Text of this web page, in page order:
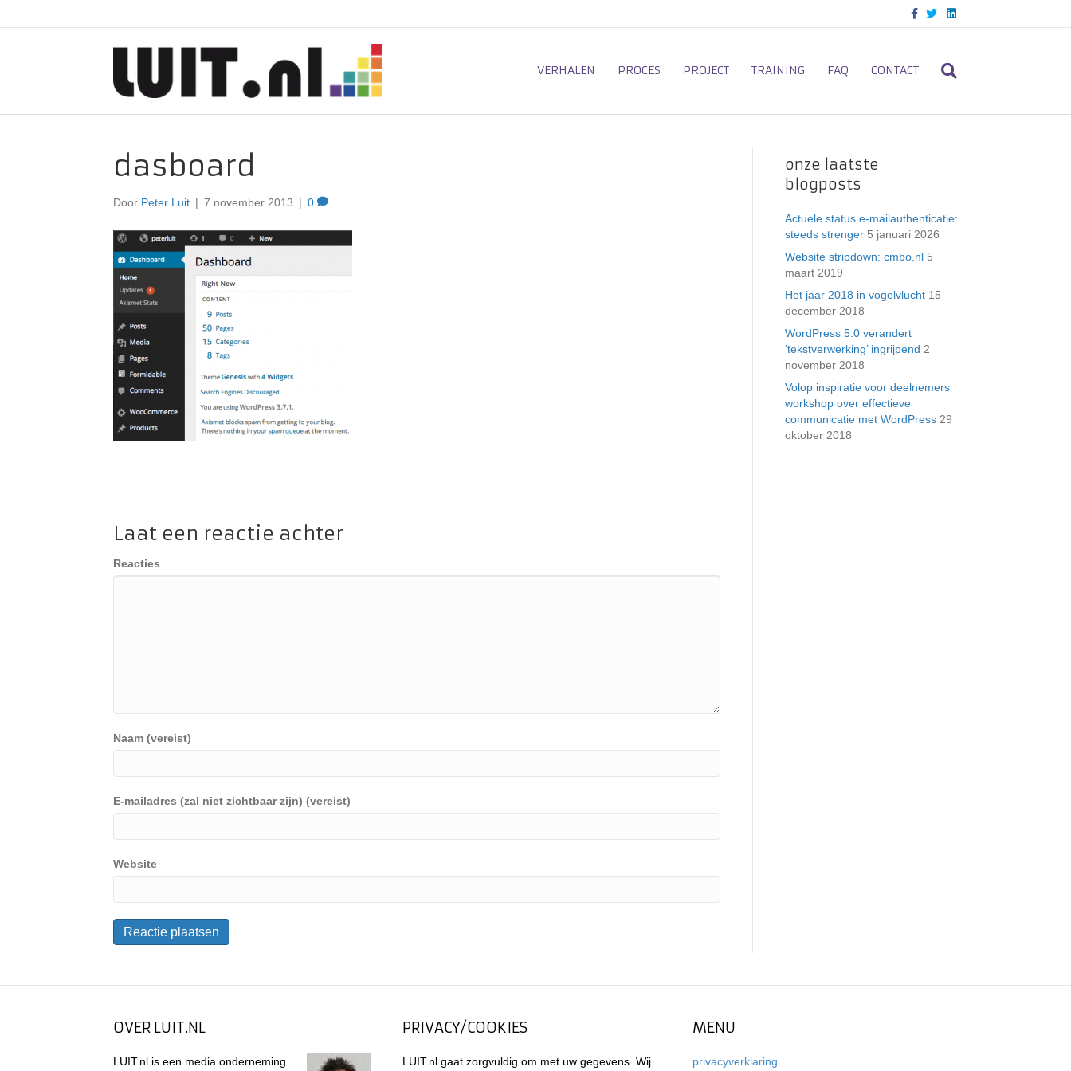
c
o
o
T
i
e
L
n
d
VERHALEN PROCES PROJECT TRAINING FAQ CONTACT
dasboard
Door Peter Luit | 7 november 2013 | 0
Laat een reactie achter
Reacties
Naam (vereist)
E-mailadres (zal niet zichtbaar zijn) (vereist)
Website
onze laatste
blogposts
Actuele status e-mailauthenticatie:
steeds strenger 5 januari 2026
Website stripdown: cmbo.nl 5
maart 2019
Het jaar 2018 in vogelvlucht 15
december 2018
WordPress 5.0 verandert
’tekstverwerking’ ingrijpend 2
november 2018
Volop inspiratie voor deelnemers
workshop over effectieve
communicatie met WordPress 29
oktober 2018
OVER LUIT.NL
LUIT.nl is een media onderneming
PRIVACY/COOKIES
LUIT.nl gaat zorgvuldig om met uw gegevens. Wij
MENU
privacyverklaring